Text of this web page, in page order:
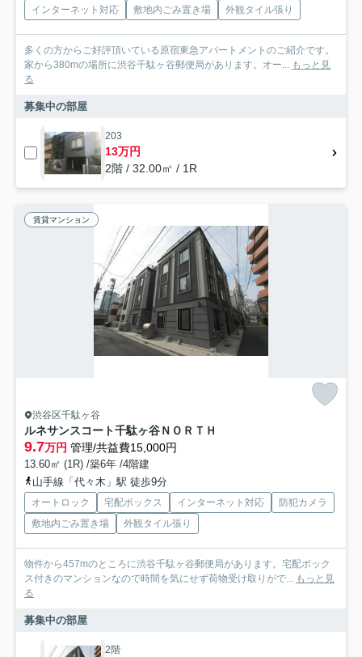
インターネット対応
敷地内ごみ置き場 外観タイル張り
多くの方からご好評頂いている原宿東急アパートメントのご紹介です。
家から380mの場所に渋谷千駄ヶ谷郵便局があります。オー... もっと見
る
募集中の部屋
203
13万円
2階 / 32.00㎡ / 1R
賃貸マンション
渋谷区千駄ヶ谷
ルネサンスコート千駄ヶ谷ＮＯＲＴＨ
9.7万円 管理/共益費15,000円
13.60㎡ (1R) /築6年 /4階建
山手線「代々木」駅 徒歩9分
オートロック 宅配ボックス インターネット対応
防犯カメラ
敷地内ごみ置き場
外観タイル張り
物件から457mのところに渋谷千駄ヶ谷郵便局があります。宅配ボック
ス付きのマンションなので時間を気にせず荷物受け取りがで... もっと見
る
募集中の部屋
2階